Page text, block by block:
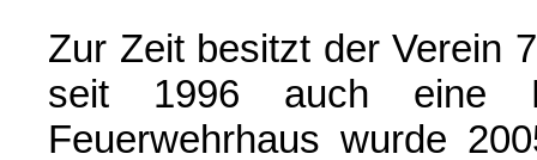
Zur Zeit besitzt der Verein
seit 1996 auch eine
Feuerwehrhaus wurde